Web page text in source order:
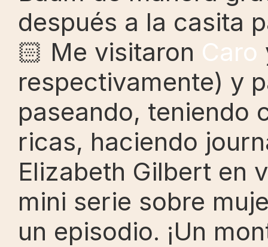
después a la casita
🏻 Me visitaron Caro
respectivamente) y
paseando, teniendo
ricas, haciendo
Elizabeth Gilbert en
mini serie sobre
un episodio. ¡Un